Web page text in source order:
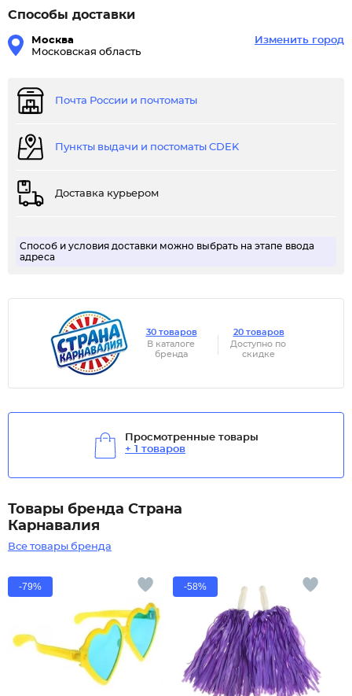
Способы доставки
Москва
Московская область
Изменить город
Почта России и почтоматы
Пункты выдачи и постоматы CDEK
Доставка курьером
Способ и условия доставки можно выбрать на этапе ввода
адреса
30 товаров
В каталоге
бренда
20 товаров
Доступно по
скидке
Просмотренные товары
+ 1 товаров
Товары бренда Страна
Карнавалия
Все товары бренда
-79% -58%